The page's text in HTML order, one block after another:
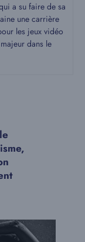
a su faire de sa
une carrière
les jeux vidéo
dans le